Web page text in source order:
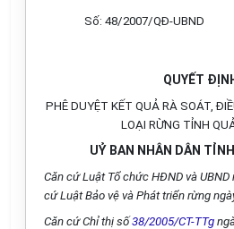
Số: 48/2007/QĐ-UBND
QUYẾT
PHÊ DUYỆT KẾT QUẢ RÀ SOÁT,
LOẠI RỪNG TỈNH
UỶ BAN NHÂN DÂN
Căn cứ Luật Tổ chức HĐND và
cứ Luật Bảo vệ và Phát triển rừng
Căn cứ Chỉ thị số38/2005/CT-TTg